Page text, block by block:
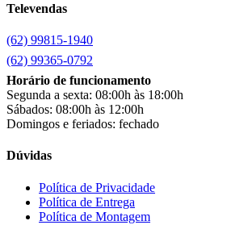
Clarice
clock
Colibri
Colli(53)
Colormaq(43)
Companhia do Estofado
Cotherm(2)
D' Doro Móveis
Dako(23)
Televendas
(62) 99815-1940
(62) 99365-0792
Horário de funcionamento
Segunda a sexta: 08:00h às 18:00h
Sábados: 08:00h às 12:00h
Domingos e feriados: fechado
Dúvidas
Política de Privacidade
Política de Entrega
Política de Montagem